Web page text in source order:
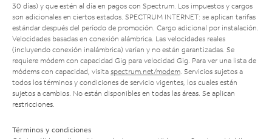
30 días) y que estén al día en pagos con Spectrum. Los impuestos y cargos
son adicionales en ciertos estados. SPECTRUM INTERNET: se aplican tarifas
estándar después del período de promoción. Cargo adicional por instalación.
Velocidades basadas en conexión alámbrica. Las velocidades reales
(incluyendo conexión inalámbrica) varían y no están garantizadas. Se
requiere módem con capacidad Gig para velocidad Gig. Para ver una lista de
módems con capacidad, visita spectrum.net/modem . Servicios sujetos a
todos los términos y condiciones de servicio vigentes, los cuales están
sujetos a cambios. No están disponibles en todas las áreas. Se aplican
restricciones.
Términos y condiciones